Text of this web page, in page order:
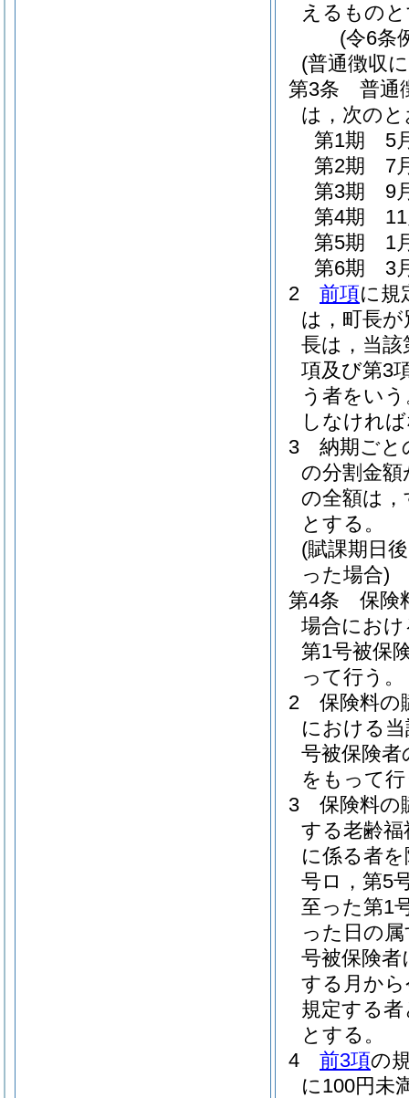
えるもの
(令6条
(普通徴収
第3条
普通
は，次の
第1期 5
第2期 7
第3期 9
第4期 11
第5期 1
第6期 3
2
前項に規
は，町長
長は，当該
項及び第3
う者をい
しなけれ
3
納期ごと
の分割金
の全額は
とする。
(賦課期日
った場合)
第4条
保険
場合にお
第1号被保
って行う。
2
保険料の
における
号被保険
をもって
3
保険料の
する老齢
に係る者
号ロ，第5
至った第1
った日の
号被保険
する月か
規定する
とする。
4
前3項の
に100円未